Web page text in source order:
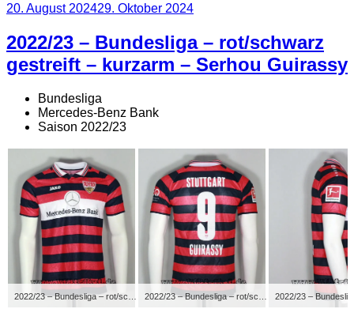
Veröffentlicht
20. August 202429. Oktober 2024
2022/23 – Bundesliga – rot/schwarz
gestreift – kurzarm – Serhou Guirassy
Bundesliga
Mercedes-Benz Bank
Saison 2022/23